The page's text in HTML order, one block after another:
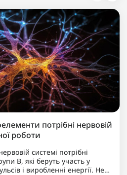
потрібні нервовій
роботи
системі потрібні
B, які беруть участь у
і виробленні енергії. Не